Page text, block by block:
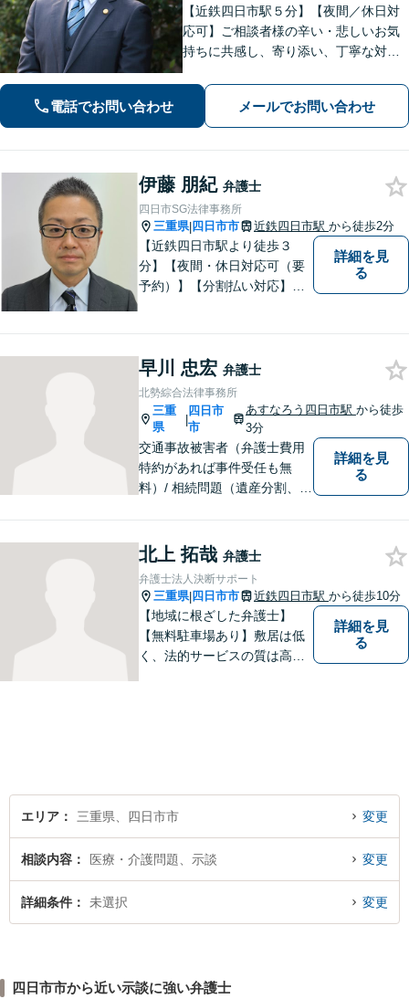
【近鉄四日市駅５分】【夜間／休日対
応可】ご相談者様の辛い・悲しいお気
持ちに共感し、寄り添い、丁寧な対応
相続／刑事事件など、幅広く対応【地
域に根ざした弁護士】お気軽にお問い
合わせください。
電話でお問い合わせ メールでお問い合わせ
伊藤 朋紀 弁護士
四日市SG法律事務所
三重県| 四日市市 近鉄四日市駅 から徒歩2分
【近鉄四日市駅より徒歩３
分】【夜間・休日対応可（要
予約）】【分割払い対応】
して、一緒に解決方法を考え
る手助けをさせていただけれ
ばと思いますので、お気軽に
ご相談ください。
詳細を見
る
早川 忠宏 弁護士
北勢綜合法律事務所
三重
県
|
四日市
市
あすなろう四日市駅 から徒歩
3分
交通事故被害者（弁護士費用
特約があれば事件受任も無
料）/ 相続問題（遺産分割、遺
詳細を見
る
北上 拓哉 弁護士
弁護士法人決断サポート
三重県| 四日市市 近鉄四日市駅 から徒歩10分
【地域に根ざした弁護士】
【無料駐車場あり】敷居は低
く、法的サービスの質は高く
ぞご連絡ください。
詳細を見
る
エリア 三重県、四日市市 変更
相談内容 医療・介護問題、示談 変更
詳細条件 未選択 変更
四日市市から近い示談に強い弁護士